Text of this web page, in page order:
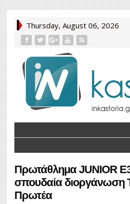
Thursday, August 06, 2026
Πρωτάθλημα JUNIOR
σπουδαία διοργάνωση
Πρωτέα